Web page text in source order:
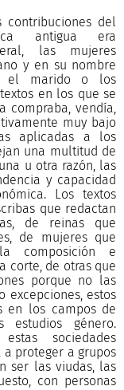
contribuciones del
antigua era
las mujeres
y en su nombre
el marido o los
en los que se
compraba, vendía,
muy bajo
aplicadas a los
una multitud de
u otra razón, las
y capacidad
Los textos
que redactan
de reinas que
de mujeres que
composición e
corte, de otras que
porque no las
excepciones, estos
en los campos de
género.
sociedades
proteger a grupos
ser las viudas, las
con personas